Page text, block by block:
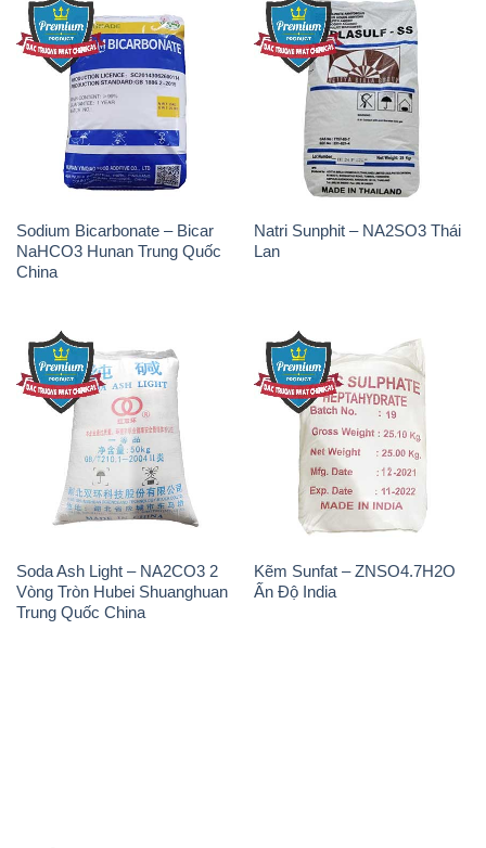
Sodium Bicarbonate – Bicar
NaHCO3 Hunan Trung Quốc
Natri Sunphit – NA2SO3 Thái
Soda Ash Light – NA2CO3 2
Vòng Tròn Hubei Shuanghuan
Trung Quốc China
Kẽm Sunfat – ZNSO4.7H2O
Ấn Độ India